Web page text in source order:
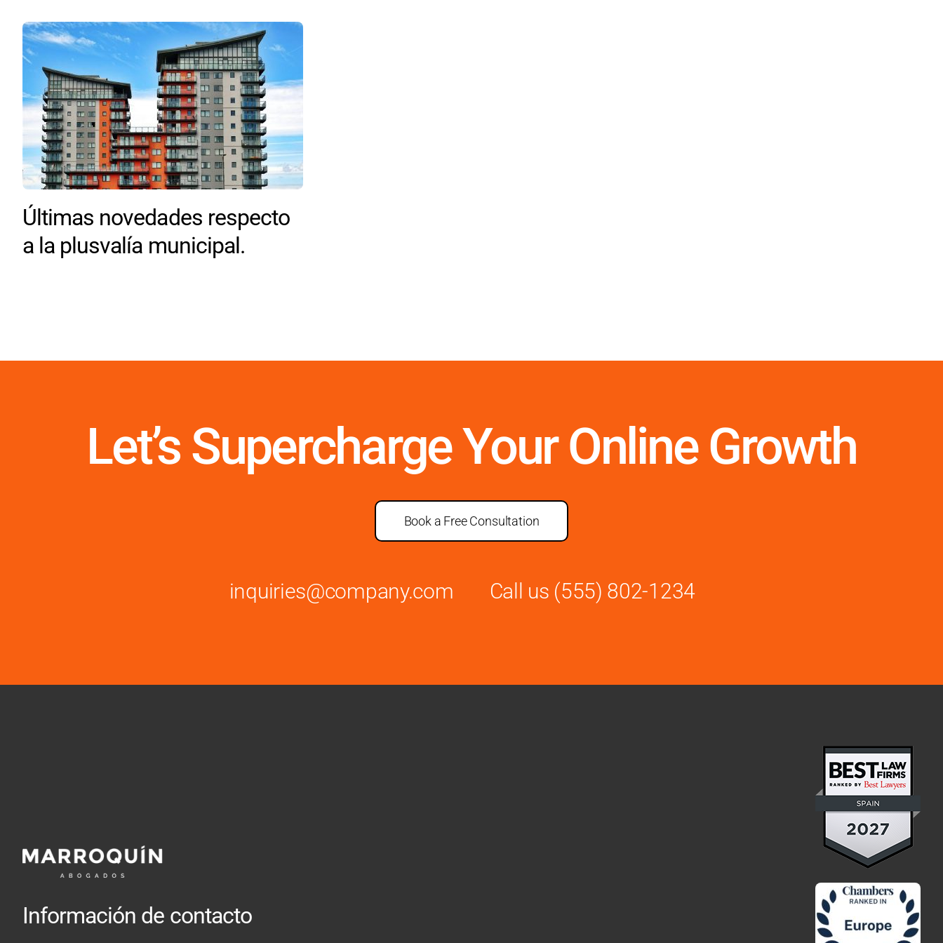
Últimas novedades respecto
a la plusvalía municipal.
Let’s Supercharge Your Online Growth
Book a Free Consultation
inquiries@company.com Call us (555) 802-1234
Información de contacto